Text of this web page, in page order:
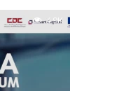
4.9K